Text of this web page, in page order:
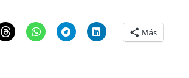
Más